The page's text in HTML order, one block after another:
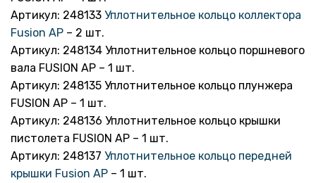
Артикул: 248133 Уплотнительное кольцо коллектора
Fusion AP – 2 шт.
Артикул: 248134 Уплотнительное кольцо поршневого
вала FUSION AP – 1 шт.
Артикул: 248135 Уплотнительное кольцо плунжера
FUSION AP – 1 шт.
Артикул: 248136 Уплотнительное кольцо крышки
пистолета FUSION AP – 1 шт.
Артикул: 248137 Уплотнительное кольцо передней
крышки Fusion AP – 1 шт.